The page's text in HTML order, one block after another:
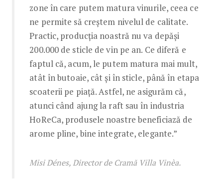
zone în care putem matura vinurile, ceea ce
ne permite să creștem nivelul de calitate.
Practic, producția noastră nu va depăși
200.000 de sticle de vin pe an. Ce diferă e
faptul că, acum, le putem matura mai mult,
atât în butoaie, cât și în sticle, până în etapa
scoaterii pe piață. Astfel, ne asigurăm că,
atunci când ajung la raft sau în industria
HoReCa, produsele noastre beneficiază de
arome pline, bine integrate, elegante.”
Misi Dénes, Director de Cramă Villa Vinèa.